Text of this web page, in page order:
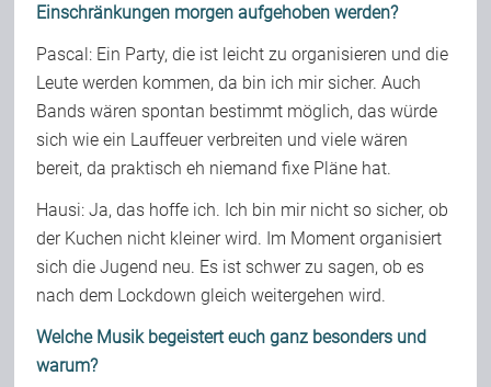
Einschränkungen morgen aufgehoben werden?
Pascal: Ein Party, die ist leicht zu organisieren und die
Leute werden kommen, da bin ich mir sicher. Auch
Bands wären spontan bestimmt möglich, das würde
sich wie ein Lauffeuer verbreiten und viele wären
bereit, da praktisch eh niemand fixe Pläne hat.
Hausi: Ja, das hoffe ich. Ich bin mir nicht so sicher, ob
der Kuchen nicht kleiner wird. Im Moment organisiert
sich die Jugend neu. Es ist schwer zu sagen, ob es
nach dem Lockdown gleich weitergehen wird.
Welche Musik begeistert euch ganz besonders und
warum?